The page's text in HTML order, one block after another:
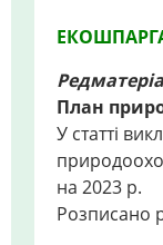
План
У статті
на 2023 р.
Розписано